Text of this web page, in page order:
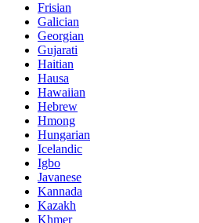
Frisian
Galician
Georgian
Gujarati
Haitian
Hausa
Hawaiian
Hebrew
Hmong
Hungarian
Icelandic
Igbo
Javanese
Kannada
Kazakh
Khmer